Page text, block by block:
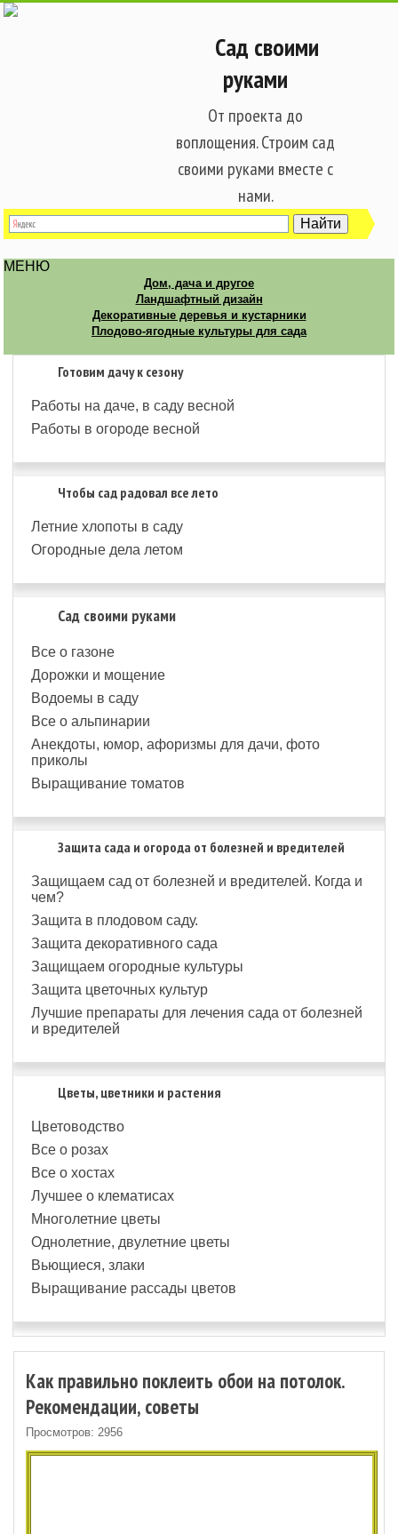
Сад своими
руками
От проекта до
воплощения. Строим сад
своими руками вместе с
нами.
МЕНЮ
Дом, дача и другое
Ландшафтный дизайн
Декоративные деревья и кустарники
Плодово-ягодные культуры для сада
Готовим дачу к сезону
Работы на даче, в саду весной
Работы в огороде весной
Чтобы сад радовал все лето
Летние хлопоты в саду
Огородные дела летом
Сад своими руками
Все о газоне
Дорожки и мощение
Водоемы в саду
Все о альпинарии
Анекдоты, юмор, афоризмы для дачи, фото
приколы
Выращивание томатов
Защита сада и огорода от болезней и вредителей
Защищаем сад от болезней и вредителей. Когда и
чем?
Защита в плодовом саду.
Защита декоративного сада
Защищаем огородные культуры
Защита цветочных культур
Лучшие препараты для лечения сада от болезней
и вредителей
Цветы, цветники и растения
Цветоводство
Все о розах
Все о хостах
Лучшее о клематисах
Многолетние цветы
Однолетние, двулетние цветы
Вьющиеся, злаки
Выращивание рассады цветов
Как правильно поклеить обои на потолок.
Рекомендации, советы
Просмотров: 2956